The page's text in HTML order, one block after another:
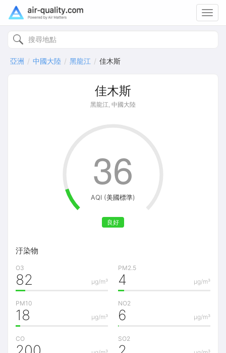
亞洲 中國大陸 黑龍江 佳木斯
佳木斯
黑龍江, 中國大陸
AQI (美國標準)
良好
36
汙染物
O3
μg/m³
82
PM2.5
μg/m³
4
PM10
μg/m³
18
NO2
μg/m³
6
CO
SO2